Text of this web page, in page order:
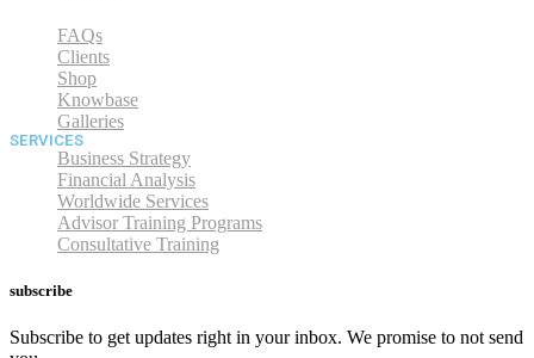
FAQs
Clients
Shop
Knowbase
Galleries
SERVICES
Business Strategy
Financial Analysis
Worldwide Services
Advisor Training Programs
Consultative Training
subscribe
Subscribe to get updates right in your inbox. We promise to not send